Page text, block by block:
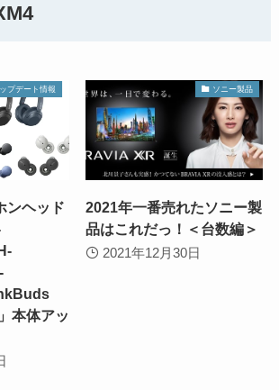
プデート情報
ンヘッド
本体アッ
ソニー製品
2021年一番売れたソニー製
品はこれだっ！＜台数編＞
2021年12月30日